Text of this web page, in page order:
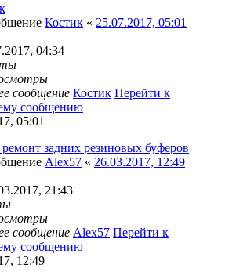
Костик « 25.07.2017, 05:01
04:34
сообщение Костик Перейти к
сообщению
05:01
задних резиновых буферов
Alex57 « 26.03.2017, 12:49
21:43
сообщение Alex57 Перейти к
сообщению
12:49